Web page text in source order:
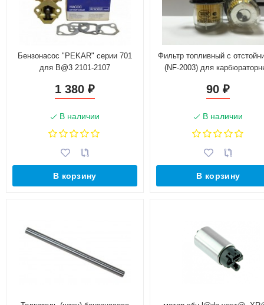
Бензонасос "PEKAR" серии 701
для B@3 2101-2107
1 380 ₽
В наличии
В корзину
Фильтр топливный с
(NF-2003) для
(21080111701082)
90₽
В наличии
В корзину